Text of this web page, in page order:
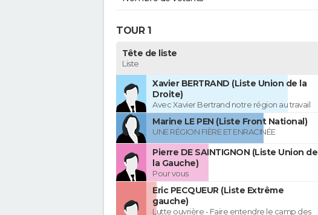
TOUR 1
Tête de liste
Liste
Xavier BERTRAND (Liste Union de la
Droite)
Avec Xavier Bertrand notre région au travail
Marine LE PEN (Liste Front National)
UNE RÉGION FIÈRE ET ENRACINÉE
Pierre DE SAINTIGNON (Liste Union de
la Gauche)
Pour vous
Eric PECQUEUR (Liste Extrême
gauche)
Lutte ouvrière - Faire entendre le camp des